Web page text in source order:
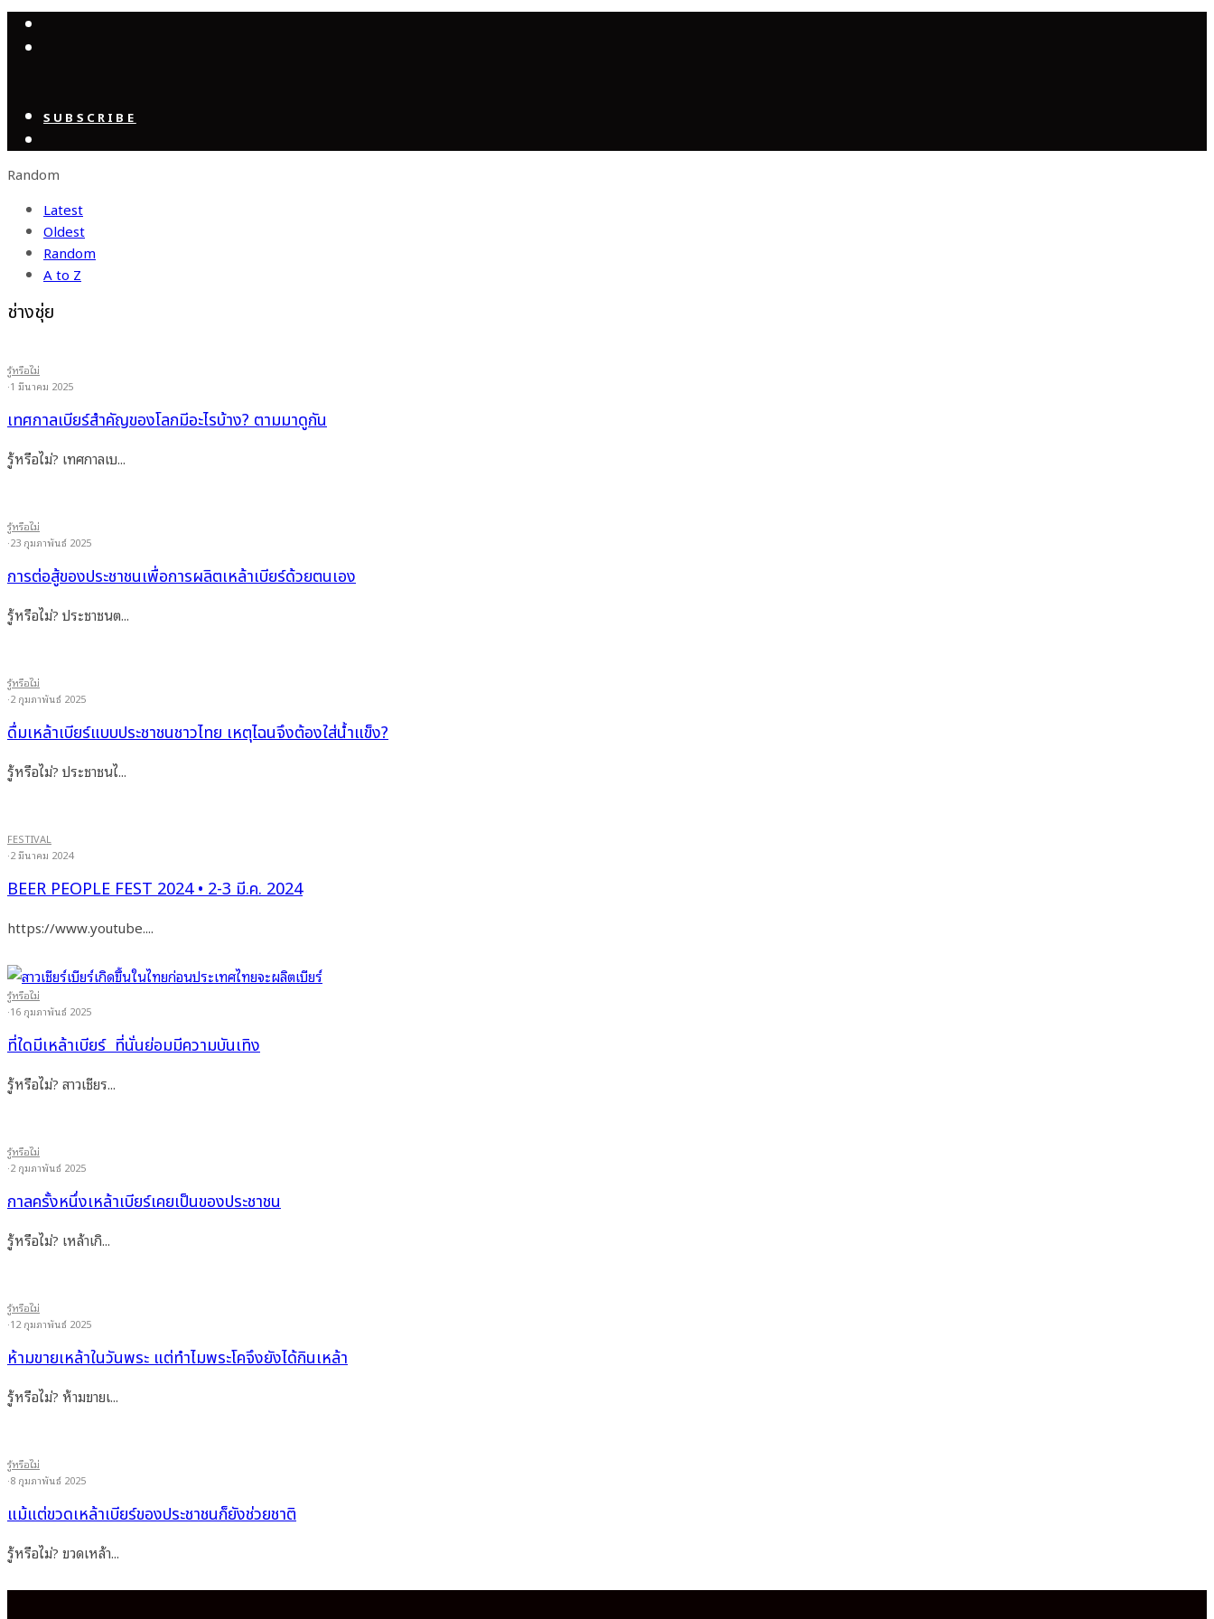
SUBSCRIBE
Random
Latest
Oldest
Random
A to Z
ช่างชุ่ย
รู้หรือไม่
·1 มีนาคม 2025
เทศกาลเบียร์สำคัญของโลกมีอะไรบ้าง? ตามมาดูกัน
รู้หรือไม่? เทศกาลเบ...
รู้หรือไม่
·23 กุมภาพันธ์ 2025
การต่อสู้ของประชาชนเพื่อการผลิตเหล้าเบียร์ด้วยตนเอง
รู้หรือไม่? ประชาชนต...
รู้หรือไม่
·2 กุมภาพันธ์ 2025
ดื่มเหล้าเบียร์แบบประชาชนชาวไทย เหตุไฉนจึงต้องใส่น้ำแข็ง?
รู้หรือไม่? ประชาชนไ...
FESTIVAL
·2 มีนาคม 2024
BEER PEOPLE FEST 2024 • 2-3 มี.ค. 2024
https://www.youtube....
รู้หรือไม่
·16 กุมภาพันธ์ 2025
ที่ใดมีเหล้าเบียร์ ที่นั่นย่อมมีความบันเทิง
รู้หรือไม่? สาวเชียร...
รู้หรือไม่
·2 กุมภาพันธ์ 2025
กาลครั้งหนึ่งเหล้าเบียร์เคยเป็นของประชาชน
รู้หรือไม่? เหล้าเกิ...
รู้หรือไม่
·12 กุมภาพันธ์ 2025
ห้ามขายเหล้าในวันพระ แต่ทำไมพระโคจึงยังได้กินเหล้า
รู้หรือไม่? ห้ามขายเ...
รู้หรือไม่
·8 กุมภาพันธ์ 2025
แม้แต่ขวดเหล้าเบียร์ของประชาชนก็ยังช่วยชาติ
รู้หรือไม่? ขวดเหล้า...